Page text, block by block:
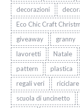
decorazioni
Eco Chic Craft
giveaway
granny
lavoretti
Natale
pattern
plastica
regali veri
riciclare
scuola di uncinetto